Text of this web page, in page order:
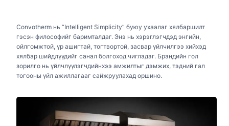
Convotherm нь “Intelligent Simplicity” буюу ухаалаг хялбаршилт
гэсэн философийг баримталдаг. Энэ нь хэрэглэгчдэд энгийн,
ойлгомжтой, үр ашигтай, тогтвортой, засвар үйлчилгээ хийхэд
хялбар шийдлүүдийг санал болгоход чиглэдэг. Брэндийн гол
зорилго нь үйлчлүүлэгчдийнхээ амжилтыг дэмжих, тэдний гал
тогооны үйл ажиллагааг сайжруулахад оршино.